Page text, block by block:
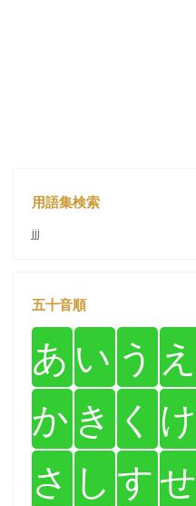
用語集検索
jjj
五十音順
あ い う え
か き く け
さ し すせ